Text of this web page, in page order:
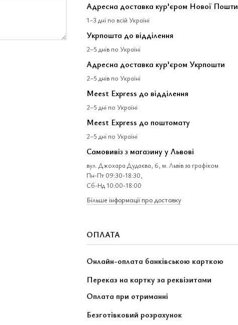
Адресна доставка кур'єром Нової Пошти
1–3 дні по всій Україні
Укрпошта до відділення
2–5 днів по Україні
Адресна доставка кур'єром Укрпошти
2–5 днів по Україні
Meest Express до відділення
2–5 дні по Україні
Meest Express до поштомату
2–5 дні по Україні
Самовивіз з магазину у Львові
вул. Джохара Дудаєва, 6, м. Львів за графіком
Пн-Пт 09:30-18:30,
Сб-Нд 10:00-18:00
Більше інформації про доставку
ОПЛАТА
Онлайн-оплата банківською карткою
Переказ на картку за реквізитами
Оплата при отриманні
Безготівковий розрахунок